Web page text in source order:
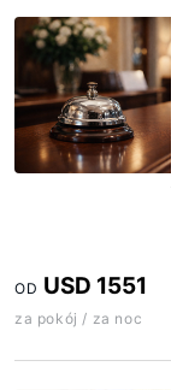
OD USD 1551
za pokój / za noc